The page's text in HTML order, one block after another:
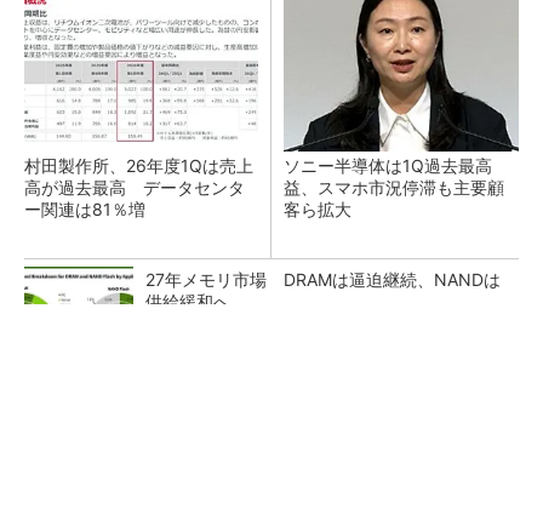
村田製作所、26年度1Qは売上
高が過去最高 データセンタ
ー関連は81％増
ソニー半導体は1Q過去最高
益、スマホ市況停滞も主要顧
客ら拡大
27年メモリ市場 DRAMは逼迫継続、NANDは
供給緩和へ